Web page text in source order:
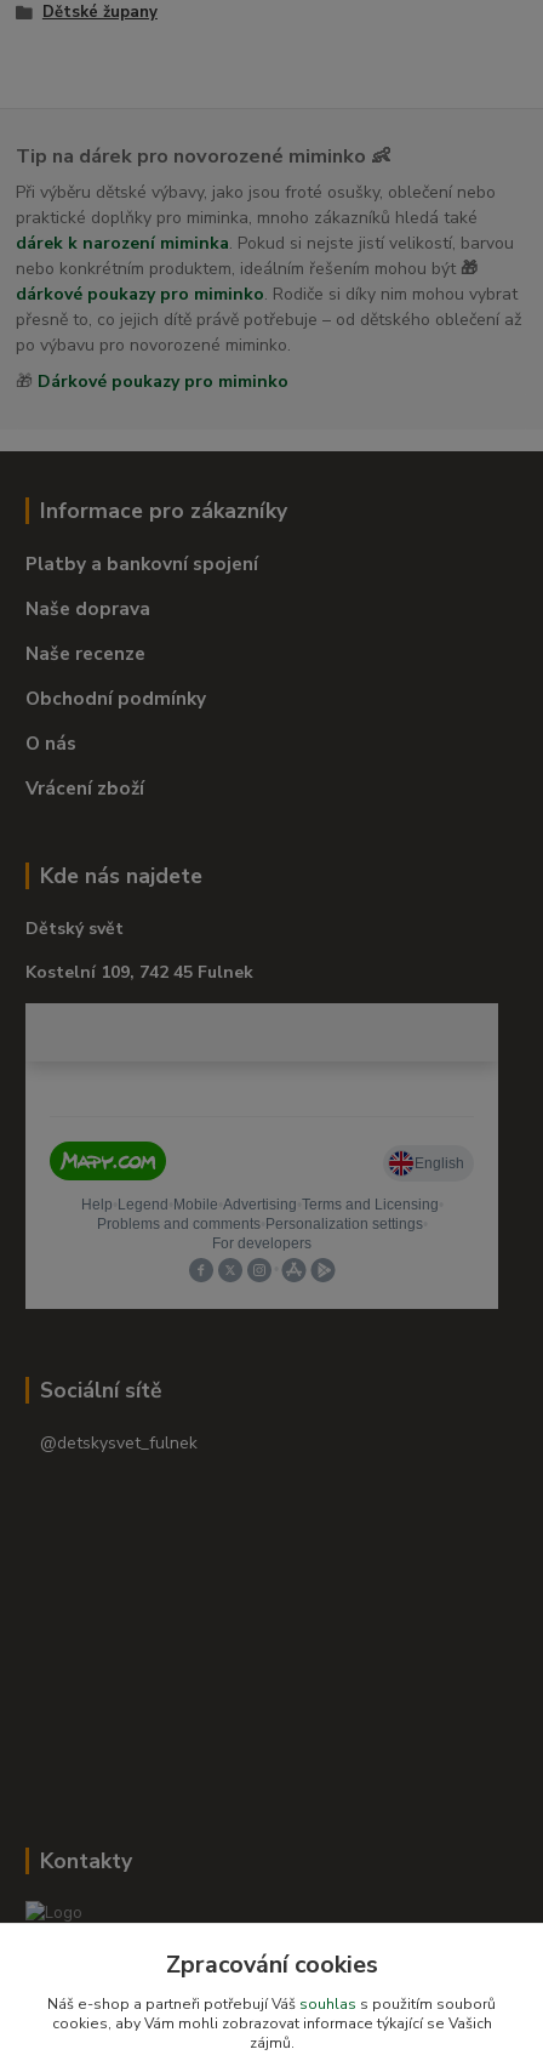
Dětské župany
Tip na dárek pro novorozené miminko 👶
Při výběru dětské výbavy, jako jsou froté osušky, oblečení nebo
praktické doplňky pro miminka, mnoho zákazníků hledá také
dárek k narození miminka. Pokud si nejste jistí velikostí, barvou
nebo konkrétním produktem, ideálním řešením mohou být 🎁
dárkové poukazy pro miminko. Rodiče si díky nim mohou vybrat
přesně to, co jejich dítě právě potřebuje – od dětského oblečení až
po výbavu pro novorozené miminko.
🎁 Dárkové poukazy pro miminko
Informace pro zákazníky
Platby a bankovní spojení
Naše doprava
Naše recenze
Obchodní podmínky
O nás
Vrácení zboží
Kde nás najdete
Dětský svět
Kostelní 109, 742 45 Fulnek
Sociální sítě
@detskysvet_fulnek
Kontakty
+420 604 278 943
obchod-detskysvet@seznam.cz
Zpracování cookies
Náš e-shop a partneři potřebují Váš souhlas s použitím souborů
cookies, aby Vám mohli zobrazovat informace týkající se Vašich
zájmů.